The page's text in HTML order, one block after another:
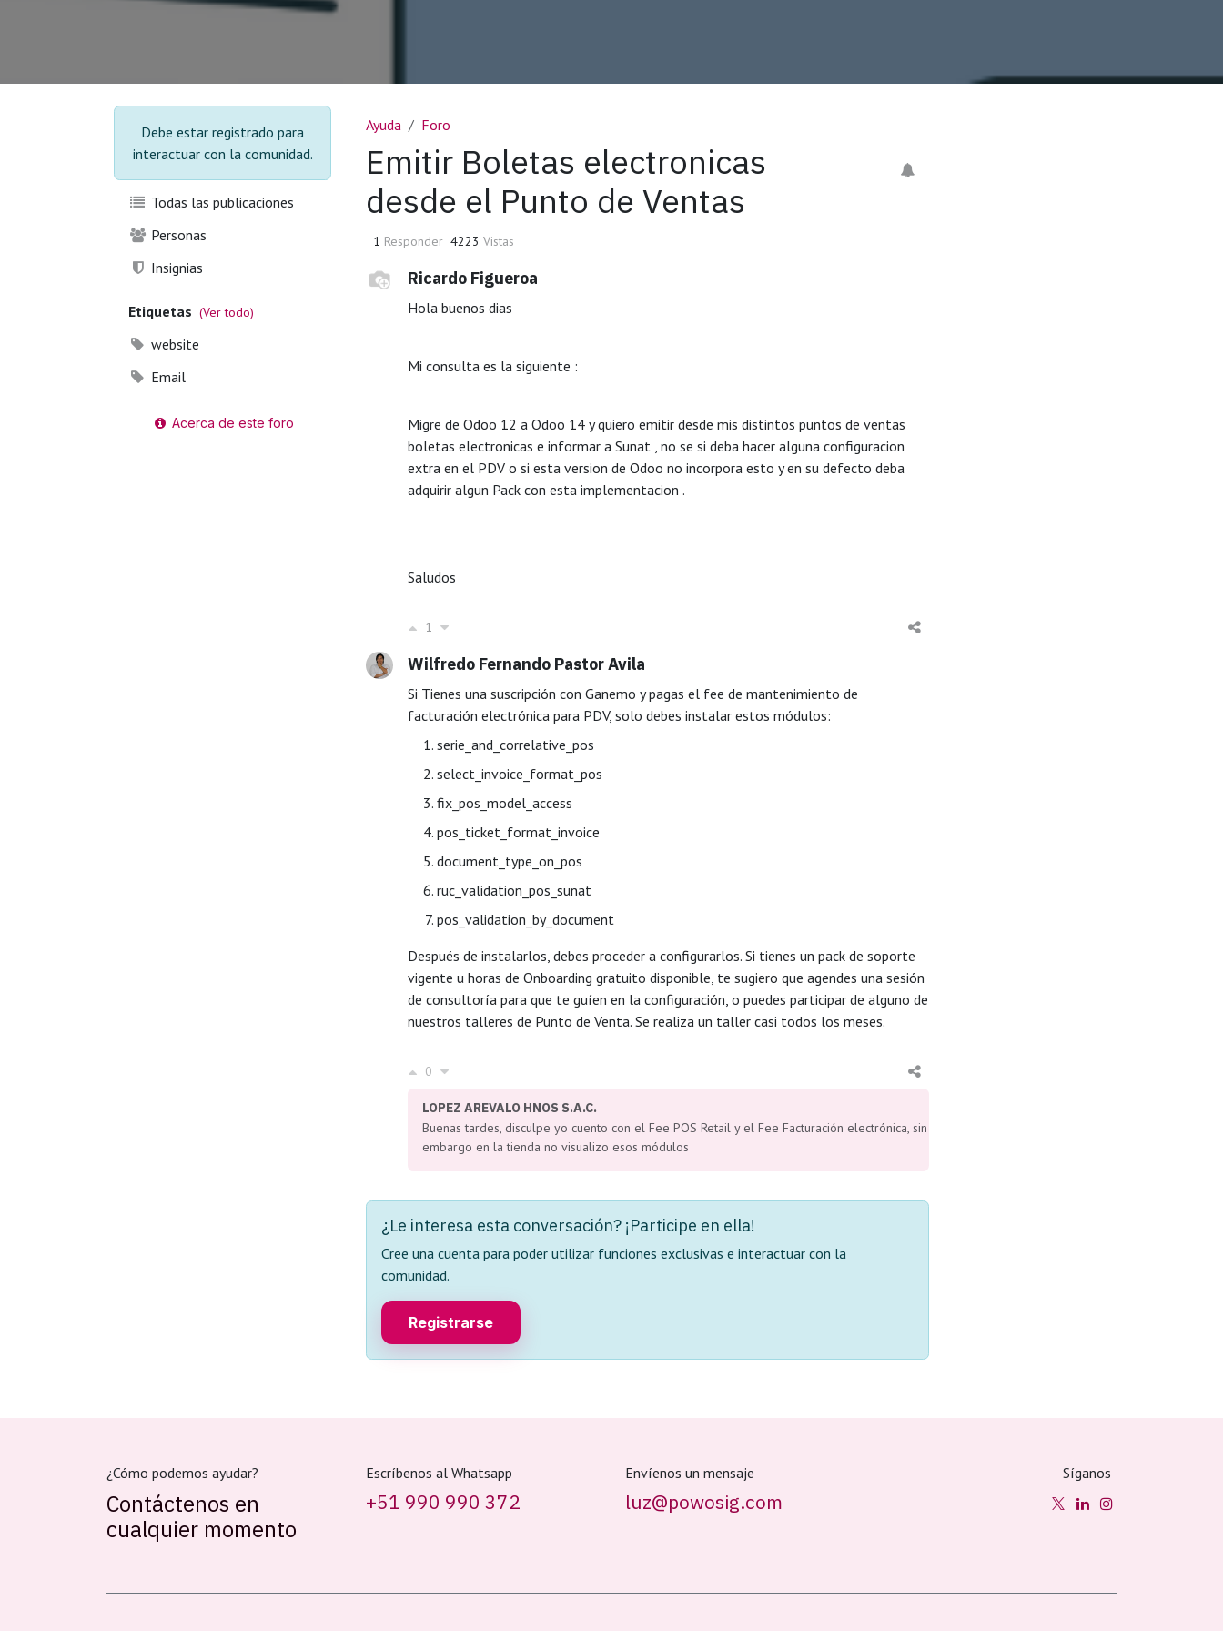
Debe estar registrado para
interactuar con la comunidad.
Todas las publicaciones
Personas
Insignias
Etiquetas (Ver todo)
website
Email
Acerca de este foro
Ayuda Foro
Emitir Boletas electronicas
desde el Punto de Ventas
1 Responder 4223 Vistas
Ricardo Figueroa
Hola buenos dias
Mi consulta es la siguiente :
Migre de Odoo 12 a Odoo 14 y quiero emitir desde mis distintos puntos de ventas
boletas electronicas e informar a Sunat , no se si deba hacer alguna configuracion
extra en el PDV o si esta version de Odoo no incorpora esto y en su defecto deba
adquirir algun Pack con esta implementacion .
Saludos
1
Wilfredo Fernando Pastor Avila
Si Tienes una suscripción con Ganemo y pagas el fee de mantenimiento de
facturación electrónica para PDV, solo debes instalar estos módulos:
serie_and_correlative_pos
select_invoice_format_pos
fix_pos_model_access
pos_ticket_format_invoice
document_type_on_pos
ruc_validation_pos_sunat
pos_validation_by_document
Después de instalarlos, debes proceder a configurarlos. Si tienes un pack de soporte
vigente u horas de Onboarding gratuito disponible, te sugiero que agendes una sesión
de consultoría para que te guíen en la configuración, o puedes participar de alguno de
nuestros talleres de Punto de Venta. Se realiza un taller casi todos los meses.
0
LOPEZ AREVALO HNOS S.A.C.
Buenas tardes, disculpe yo cuento con el Fee POS Retail y el Fee Facturación electrónica, sin
embargo en la tienda no visualizo esos módulos
¿Le interesa esta conversación? ¡Participe en ella!
Cree una cuenta para poder utilizar funciones exclusivas e interactuar con la
comunidad.
Registrarse
¿Cómo podemos ayudar?
Contáctenos en
cualquier momento
Escríbenos al Whatsapp
+51 990 990 372
Envíenos un mensaje
luz@powosig.com
Síganos